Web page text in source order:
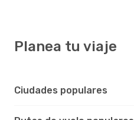
Planea tu viaje
Ciudades populares